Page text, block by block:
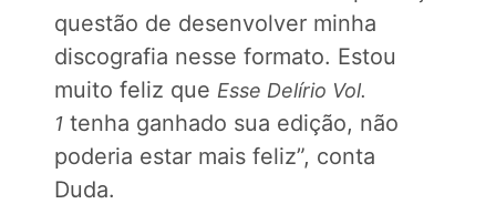
questão de desenvolver minha
discografia nesse formato. Estou
muito feliz que Esse Delírio Vol.
1 tenha ganhado sua edição, não
poderia estar mais feliz”, conta
Duda.